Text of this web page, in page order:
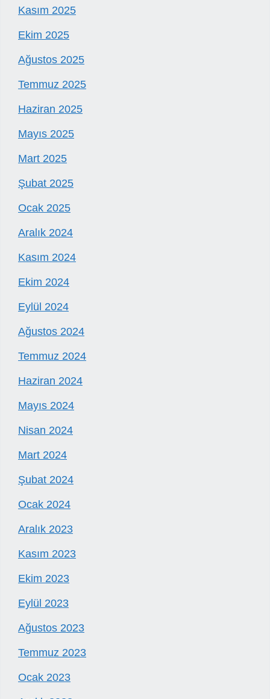
Kasım 2025
Ekim 2025
Ağustos 2025
Temmuz 2025
Haziran 2025
Mayıs 2025
Mart 2025
Şubat 2025
Ocak 2025
Aralık 2024
Kasım 2024
Ekim 2024
Eylül 2024
Ağustos 2024
Temmuz 2024
Haziran 2024
Mayıs 2024
Nisan 2024
Mart 2024
Şubat 2024
Ocak 2024
Aralık 2023
Kasım 2023
Ekim 2023
Eylül 2023
Ağustos 2023
Temmuz 2023
Ocak 2023